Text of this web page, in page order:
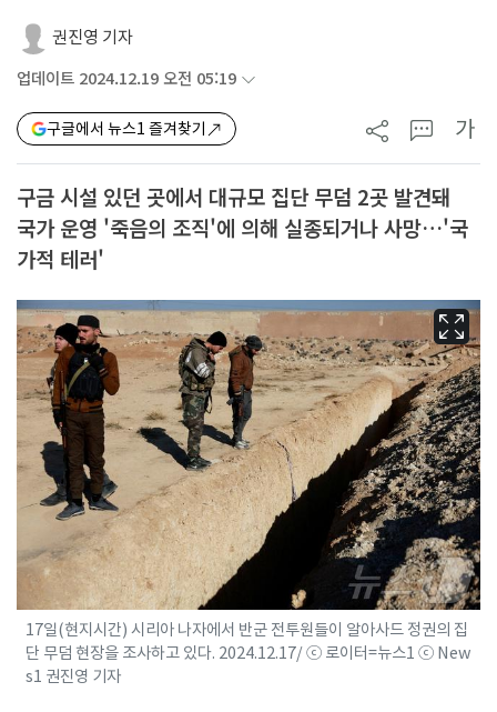
권진영 기자
업데이트 2024.12.19 오전 05:19
구글에서 뉴스1 즐겨찾기 가
구금 시설 있던 곳에서 대규모 집단 무덤 2곳 발견돼
국가 운영 '죽음의 조직'에 의해 실종되거나 사망…'국
가적 테러'
17일(현지시간) 시리아 나자에서 반군 전투원들이 알아사드 정권의 집
단 무덤 현장을 조사하고 있다. 2024.12.17/ ⓒ 로이터=뉴스1 ⓒ New
s1 권진영 기자